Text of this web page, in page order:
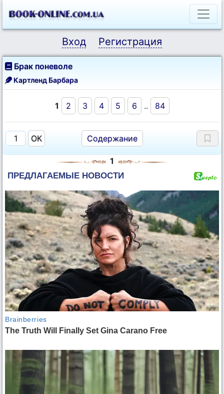
Вход Регистрация
Брак поневоле
Картленд Барбара
1 2 3 4 5 6 .. 84
Содержание
1